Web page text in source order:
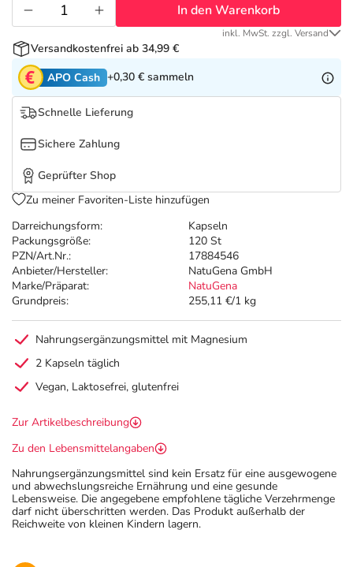
Tierapotheke
Vitamine & Mineralstoffe
Marken
Salus Deals
Darreichungsform:
Kapseln
Packungsgröße:
120 St
PZN/Art.Nr.:
17884546
Anbieter/Hersteller:
NatuGena GmbH
Marke/Präparat:
NatuGena
Grundpreis:
255,11 €/1 kg
In den Warenkorb
inkl. MwSt. zzgl. Versand
Versandkostenfrei ab 34,99 €
APO Cash +0,30 € sammeln
Schnelle Lieferung
Sichere Zahlung
Geprüfter Shop
Zu meiner Favoriten-Liste hinzufügen
Nahrungsergänzungsmittel mit Magnesium
2 Kapseln täglich
Vegan, Laktosefrei, glutenfrei
Zur Artikelbeschreibung
Zu den Lebensmittelangaben
Nahrungsergänzungsmittel sind kein Ersatz für eine ausgewogene
und abwechslungsreiche Ernährung und eine gesunde
Lebensweise. Die angegebene empfohlene tägliche Verzehrmenge
darf nicht überschritten werden. Das Produkt außerhalb der
Reichweite von kleinen Kindern lagern.